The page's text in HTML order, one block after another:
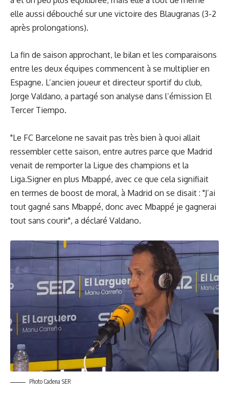
elle aussi débouché sur une victoire des Blaugranas (3-2
après prolongations).
La fin de saison approchant, le bilan et les comparaisons
entre les deux équipes commencent à se multiplier en
Espagne. L’ancien joueur et directeur sportif du club,
Jorge Valdano, a partagé son analyse dans l’émission El
Tercer Tiempo.
"Le FC Barcelone ne savait pas très bien à quoi allait
ressembler cette saison, entre autres parce que Madrid
venait de remporter la Ligue des champions et la
Liga.Signer en plus Mbappé, avec ce que cela signifiait
en termes de boost de moral, à Madrid on se disait : "J’ai
tout gagné sans Mbappé, donc avec Mbappé je gagnerai
tout sans courir", a déclaré Valdano.
Photo Cadena SER